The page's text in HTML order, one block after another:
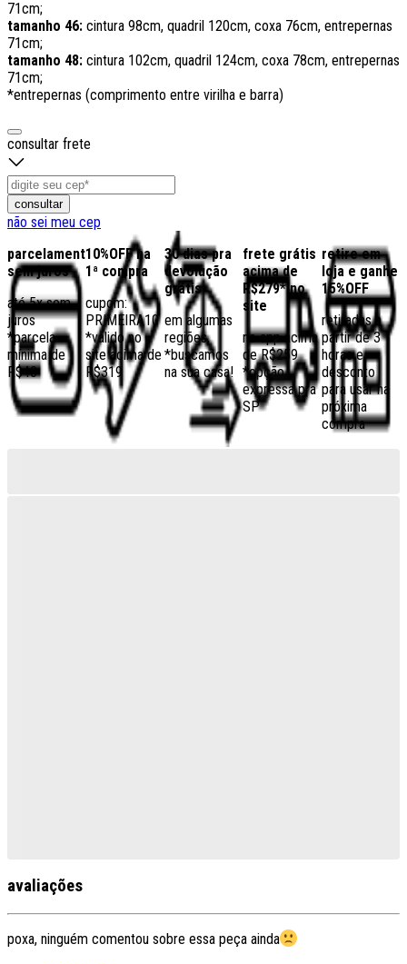
71cm;
tamanho 46: cintura 98cm, quadril 120cm, coxa 76cm, entrepernas
71cm;
tamanho 48: cintura 102cm, quadril 124cm, coxa 78cm, entrepernas
71cm;
*entrepernas (comprimento entre virilha e barra)
consultar frete
consultar
não sei meu cep
parcelamento
sem juros
até 5x sem
juros
*parcela
mínima de
R$40
10%OFF na
1ª compra
cupom:
PRIMEIRA10
*válido no
site acima de
R$319
30 dias pra
devolução
grátis
em algumas
regiões,
*buscamos
na sua casa!
frete grátis
acima de
R$279* no
site
no app acima
de R$259
*opção
expressa pra
SP
retire em
loja e ganhe
15%OFF
retiradas a
partir de 3
horas e
desconto
para usar na
próxima
compra
avaliações
poxa, ninguém comentou sobre essa peça ainda